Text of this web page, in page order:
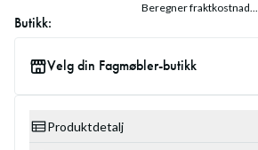
Beregner fraktkostnad...
Butikk:
Velg din Fagmøbler-butikk
Produktdetalj